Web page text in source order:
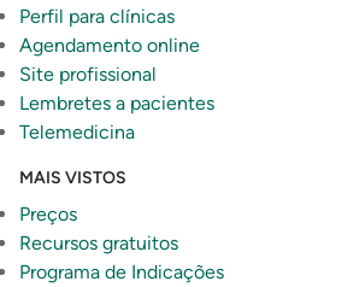
Perfil para clínicas
Agendamento online
Site profissional
Lembretes a pacientes
Telemedicina
MAIS VISTOS
Preços
Recursos gratuitos
Programa de Indicações